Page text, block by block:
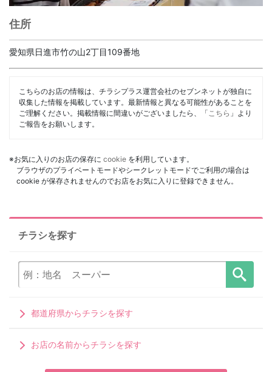
住所
愛知県日進市竹の山2丁目109番地
こちらのお店の情報は、チラシプラス運営会社のセブンネットが独自に
収集した情報を掲載しています。最新情報と異なる可能性があることを
ご理解ください。掲載情報に間違いがございましたら、「 こちら 」より
ご報告をお願いします。
※お気に入りのお店の保存に cookie を利用しています。
ブラウザのプライベートモードやシークレットモードでご利用の場合は
cookie が保存されませんのでお店をお気に入りに登録できません。
チラシを探す
都道府県からチラシを探す
お店の名前からチラシを探す